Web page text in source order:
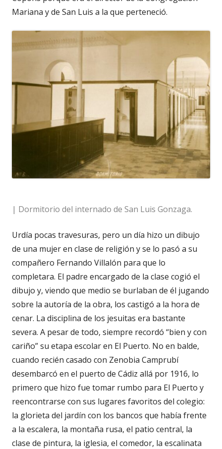
Mariana y de San Luis a la que perteneció.
| Dormitorio del internado de San Luis Gonzaga.
Urdía pocas travesuras, pero un día hizo un dibujo
de una mujer en clase de religión y se lo pasó a su
compañero Fernando Villalón para que lo
completara. El padre encargado de la clase cogió el
dibujo y, viendo que medio se burlaban de él jugando
sobre la autoría de la obra, los castigó a la hora de
cenar. La disciplina de los jesuitas era bastante
severa. A pesar de todo, siempre recordó “bien y con
cariño” su etapa escolar en El Puerto. No en balde,
cuando recién casado con Zenobia Camprubí
desembarcó en el puerto de Cádiz allá por 1916, lo
primero que hizo fue tomar rumbo para El Puerto y
reencontrarse con sus lugares favoritos del colegio:
la glorieta del jardín con los bancos que había frente
a la escalera, la montaña rusa, el patio central, la
clase de pintura, la iglesia, el comedor, la escalinata